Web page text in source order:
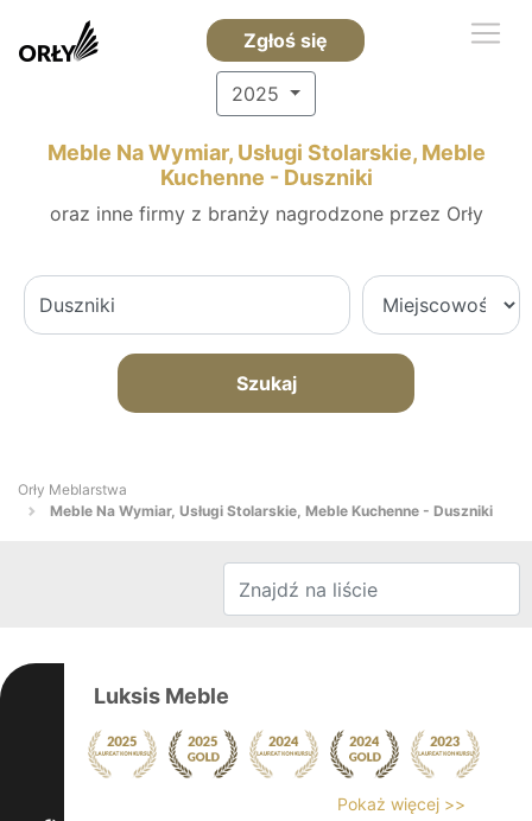
Zgłoś się
2025
Meble Na Wymiar, Usługi Stolarskie, Meble
Kuchenne - Duszniki
oraz inne firmy z branży nagrodzone przez Orły
Szukaj
Orły Meblarstwa
Meble Na Wymiar, Usługi Stolarskie, Meble Kuchenne - Duszniki
Luksis Meble
Pokaż więcej >>